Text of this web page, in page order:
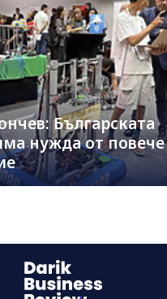
Българската
нужда от повече